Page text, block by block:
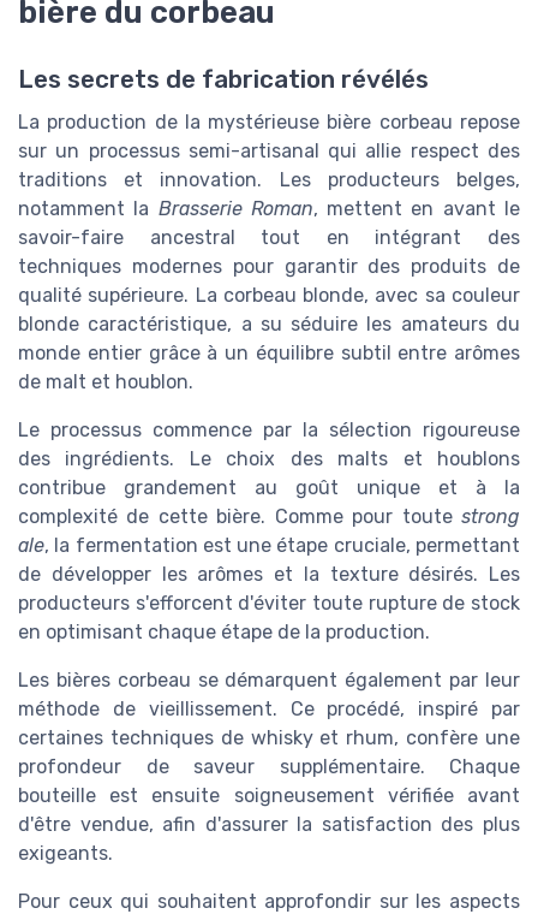
bière du corbeau
Les secrets de fabrication révélés
La production de la mystérieuse bière corbeau repose
sur un processus semi-artisanal qui allie respect des
traditions et innovation. Les producteurs belges,
notamment la Brasserie Roman, mettent en avant le
savoir-faire ancestral tout en intégrant des
techniques modernes pour garantir des produits de
qualité supérieure. La corbeau blonde, avec sa couleur
blonde caractéristique, a su séduire les amateurs du
monde entier grâce à un équilibre subtil entre arômes
de malt et houblon.
Le processus commence par la sélection rigoureuse
des ingrédients. Le choix des malts et houblons
contribue grandement au goût unique et à la
complexité de cette bière. Comme pour toute strong
ale, la fermentation est une étape cruciale, permettant
de développer les arômes et la texture désirés. Les
producteurs s'efforcent d'éviter toute rupture de stock
en optimisant chaque étape de la production.
Les bières corbeau se démarquent également par leur
méthode de vieillissement. Ce procédé, inspiré par
certaines techniques de whisky et rhum, confère une
profondeur de saveur supplémentaire. Chaque
bouteille est ensuite soigneusement vérifiée avant
d'être vendue, afin d'assurer la satisfaction des plus
exigeants.
Pour ceux qui souhaitent approfondir sur les aspects